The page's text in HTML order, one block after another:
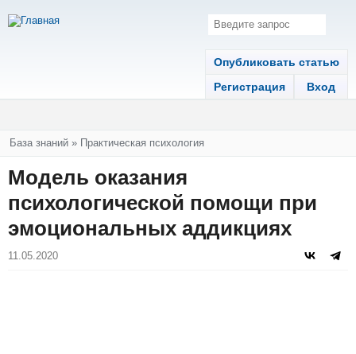
Опубликовать статью
Регистрация
Вход
Вы здесь
База знаний » Практическая психология
Модель оказания
психологической помощи при
эмоциональных аддикциях
11.05.2020